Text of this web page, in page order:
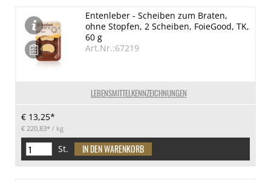
LEBENSMITTELKENNZEICHNUNGEN
Entenleber - Scheiben zum Braten,
ohne Stopfen, 2 Scheiben, FoieGood, TK,
60 g
Art.Nr.:67219
€ 13,25*
€ 220,83* / kg
St.